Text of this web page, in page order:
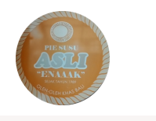
konten